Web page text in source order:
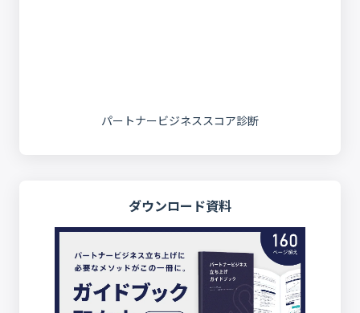
パートナービジネススコア診断
ダウンロード資料